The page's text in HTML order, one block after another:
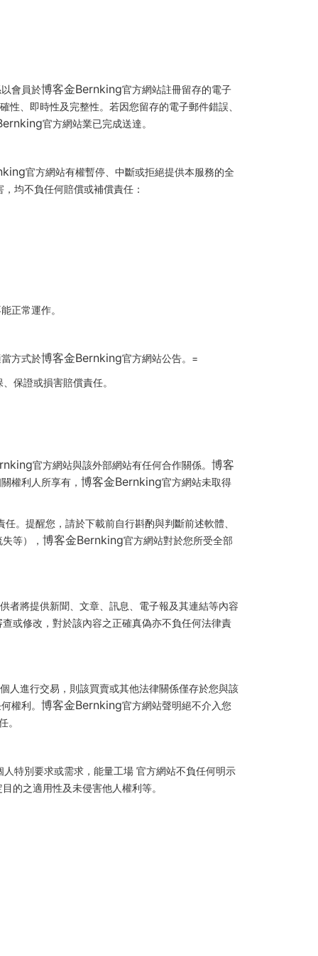
會員於博客金Bernking官方網站註冊留存的電子
、即時性及完整性。若因您留存的電子郵件錯誤、
官方網站業已完成送達。
官方網站有權暫停、中斷或拒絕提供本服務的全
均不負任何賠償或補償責任：
正常運作。
方式於博客金Bernking官方網站公告。=
保證或損害賠償責任。
官方網站與該外部網站有任何合作關係。 博客
權利人所享有， 博客金Bernking官方網站未取得
。提醒您，請於下載前自行斟酌與判斷前述軟體、
等）， 博客金Bernking官方網站對於您所受全部
者將提供新聞、文章、訊息、電子報及其連結等內容
或修改，對於該內容之正確真偽亦不負任何法律責
人進行交易，則該買賣或其他法律關係僅存於您與該
權利。 博客金Bernking官方網站聲明絕不介入您
。
特別要求或需求，能量工場 官方網站不負任何明示
的之適用性及未侵害他人權利等。